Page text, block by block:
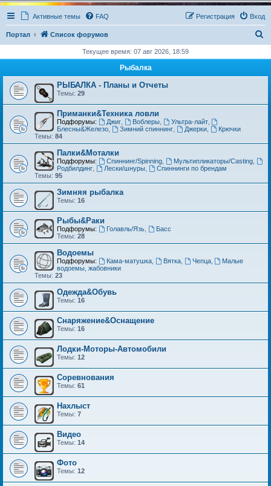
Активные темы FAQ Вход
Регистрация
Портал Список форумов
с
Текущее время: 07 авг 2026, 18:59
Рыбалка
РЫБАЛКА - Планы и Отчеты
Темы: 29
Приманки&Техника ловли
Подфорумы: Джиг, Воблеры, Ультра-лайт,
Блесны&Железо
Зимний спиннинг, Джерки,
Крючки
Темы: 84
Палки&Моталки
Подфорумы: Спиннинг/Spinning, Мультипликаторы/Casting,
Родбилдинг
Лески/шнуры,
Спиннинги по брендам
Темы: 95
Зимняя рыбалка
Темы: 16
Рыбы&Раки
Подфорумы: Голавль/Язь,
Басс
Темы: 28
Водоемы
Подфорумы: Кама-матушка, Вятка, Чепца,
Малые
водоемы, жабовники
Темы: 23
Одежда&Обувь
Темы: 16
Снаряжение&Оснащение
Темы: 16
Лодки-Моторы-Автомобили
Темы: 12
Соревнования
Темы: 61
Нахлыст
Темы: 7
Видео
Темы: 14
Фото
Темы: 12